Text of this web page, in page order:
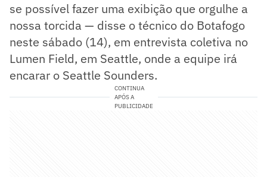
se possível fazer uma exibição que orgulhe a
nossa torcida — disse o técnico do Botafogo
neste sábado (14), em entrevista coletiva no
Lumen Field, em Seattle, onde a equipe irá
encarar o Seattle Sounders.
CONTINUA
APÓS A
PUBLICIDADE